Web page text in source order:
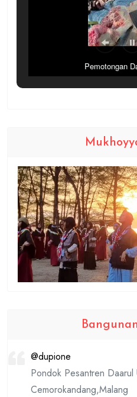
Pemotongan
@dupione
Pondok Pesantren Daarul
Cemorokandang,Malang